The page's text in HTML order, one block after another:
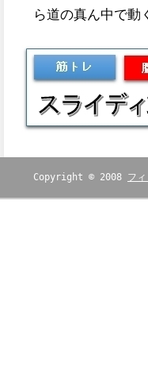
ら道の真ん中で動
Copyright © 2008 フ